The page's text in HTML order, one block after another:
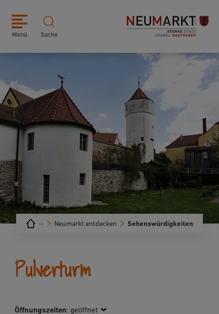
Menü Suche
Sehenswürdigkeiten
Neumarkt entdecken
···
Pulverturm
Öffnungszeiten: geöffnet